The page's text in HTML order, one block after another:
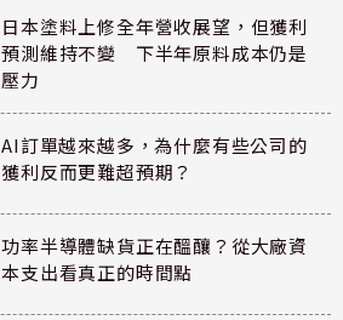
日本塗料上修全年營收展望，但獲利
預測維持不變 下半年原料成本仍是
壓力
AI訂單越來越多，為什麼有些公司的
獲利反而更難超預期？
功率半導體缺貨正在醞釀？從大廠資
本支出看真正的時間點